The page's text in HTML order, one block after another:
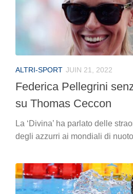
ALTRI-SPORT JUIN 21, 2022
Federica Pellegrini
su Thomas Ceccon
La ‘Divina’ ha parlato delle
degli azzurri ai mondiali di